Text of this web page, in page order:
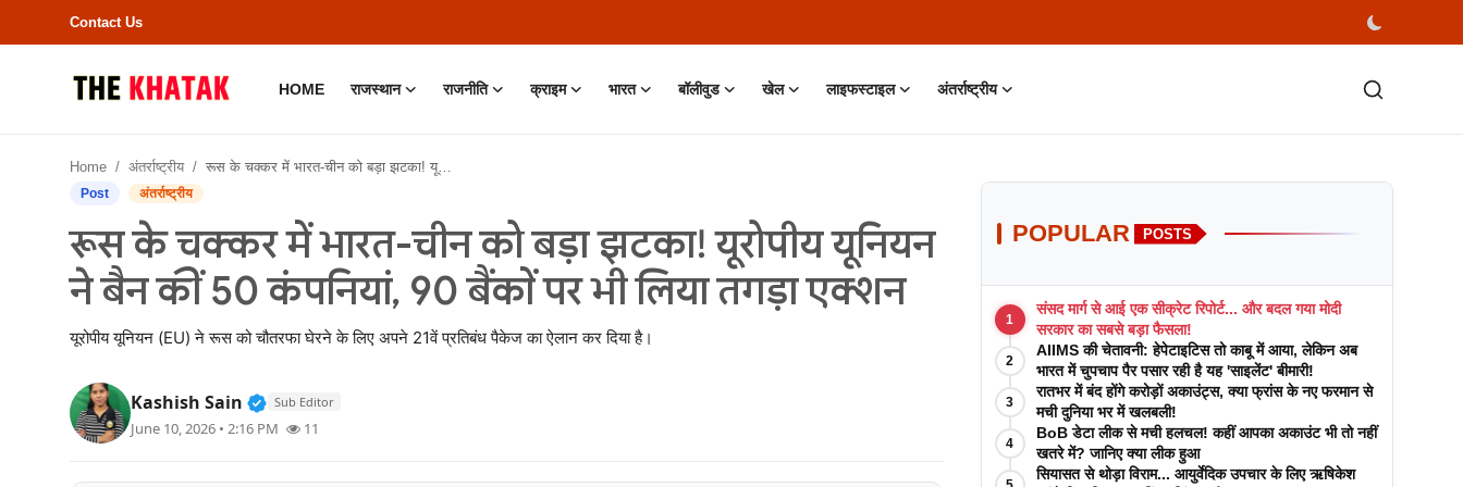
Contact Us
HOME राजस्थान राजनीति क्राइम भारत बॉलीवुड खेल लाइफस्टाइल अंतर्राष्ट्रीय
Contact Us
राजस्थान
राजनीति
Home अंतर्राष्ट्रीय रूस के चक्कर में भारत-चीन को बड़ा झटका! यूरोपीय यूनियन ने बैन कीं 50 कंपनियां, 90 बैंकों पर भी लिया तगड़ा एक्शन
Post अंतर्राष्ट्रीय
रूस के चक्कर में भारत-चीन को बड़ा झटका! यूरोपीय यूनियन
ने बैन कीं 50 कंपनियां, 90 बैंकों पर भी लिया तगड़ा एक्शन
यूरोपीय यूनियन (EU) ने रूस को चौतरफा घेरने के लिए अपने 21वें प्रतिबंध पैकेज का ऐलान कर दिया है।
Kashish Sain Verified Public Figure • 11 Jun, 2026
Sub Editor
June 10, 2026 • 2:16 PM 11
POPULAR POSTS
1
संसद मार्ग से आई एक सीक्रेट रिपोर्ट... और बदल गया मोदी
सरकार का सबसे बड़ा फैसला!
2
AIIMS की चेतावनी: हेपेटाइटिस तो काबू में आया, लेकिन अब
भारत में चुपचाप पैर पसार रही है यह 'साइलेंट' बीमारी!
3
रातभर में बंद होंगे करोड़ों अकाउंट्स, क्या फ्रांस के नए फरमान से
मची दुनिया भर में खलबली!
4
BoB डेटा लीक से मची हलचल! कहीं आपका अकाउंट भी तो नहीं
खतरे में? जानिए क्या लीक हुआ
सियासत से थोड़ा विराम... आयुर्वेदिक उपचार के लिए ऋषिकेश